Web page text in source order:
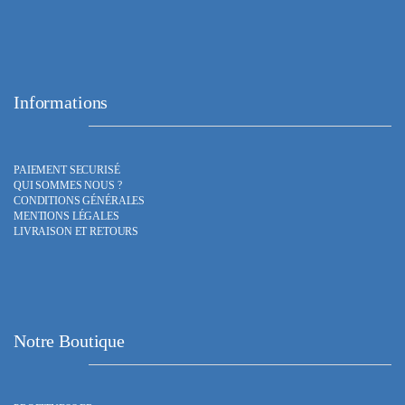
Informations
PAIEMENT SECURISÉ
QUI SOMMES NOUS ?
CONDITIONS GÉNÉRALES
MENTIONS LÉGALES
LIVRAISON ET RETOURS
Notre Boutique